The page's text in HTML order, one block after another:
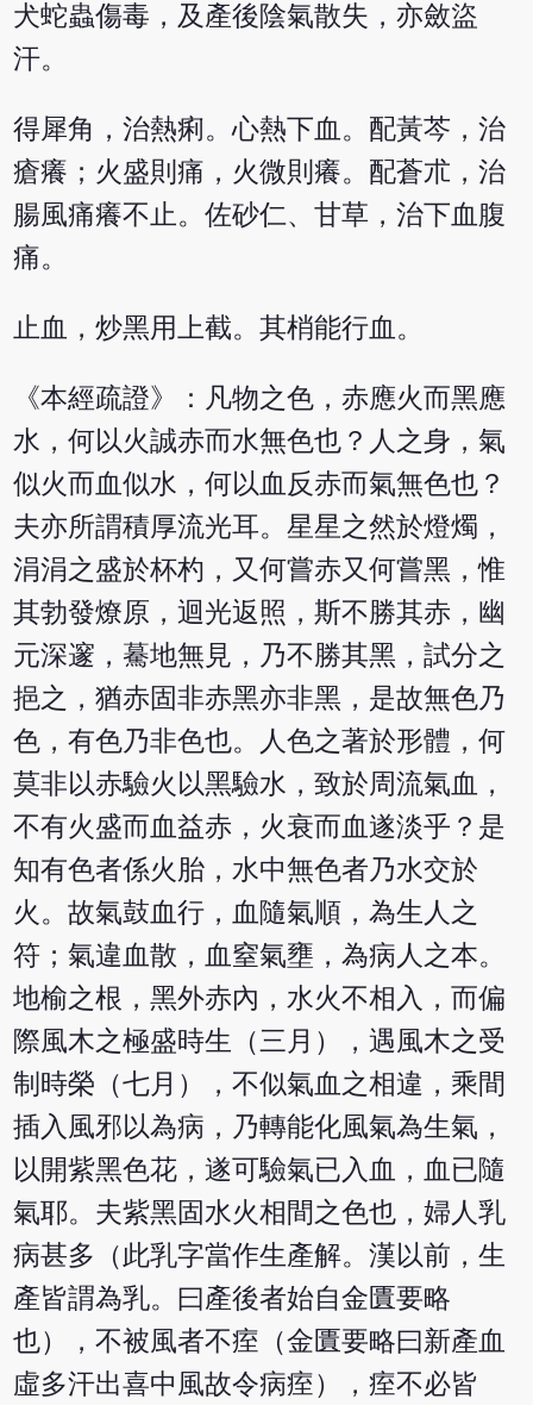
犬蛇蟲傷毒，及產後陰氣散失，亦斂盜
汗。
得犀角，治熱痢。心熱下血。配黃芩，治
瘡癢；火盛則痛，火微則癢。配蒼朮，治
腸風痛癢不止。佐砂仁、甘草，治下血腹
痛。
止血，炒黑用上截。其梢能行血。
《本經疏證》：凡物之色，赤應火而黑應
水，何以火誠赤而水無色也？人之身，氣
似火而血似水，何以血反赤而氣無色也？
夫亦所謂積厚流光耳。星星之然於燈燭，
涓涓之盛於杯杓，又何嘗赤又何嘗黑，惟
其勃發燎原，迴光返照，斯不勝其赤，幽
元深邃，驀地無見，乃不勝其黑，試分之
挹之，猶赤固非赤黑亦非黑，是故無色乃
色，有色乃非色也。人色之著於形體，何
莫非以赤驗火以黑驗水，致於周流氣血，
不有火盛而血益赤，火衰而血遂淡乎？是
知有色者係火胎，水中無色者乃水交於
火。故氣鼓血行，血隨氣順，為生人之
符；氣違血散，血窒氣壅，為病人之本。
地榆之根，黑外赤內，水火不相入，而偏
際風木之極盛時生（三月），遇風木之受
制時榮（七月），不似氣血之相違，乘間
插入風邪以為病，乃轉能化風氣為生氣，
以開紫黑色花，遂可驗氣已入血，血已隨
氣耶。夫紫黑固水火相間之色也，婦人乳
病甚多（此乳字當作生產解。漢以前，生
產皆謂為乳。曰產後者始自金匱要略
也），不被風者不痓（金匱要略曰新產血
虛多汗出喜中風故令病痓），痓不必皆